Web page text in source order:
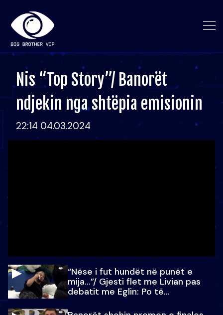
Nis “Top Story”/ Banorët
ndjekin nga shtëpia emisionin
22:14 04.03.2024
“Nëse i fut hundët në punët e
mija…”/ Gjesti flet me Livian pas
debatit me Eglin: Po të